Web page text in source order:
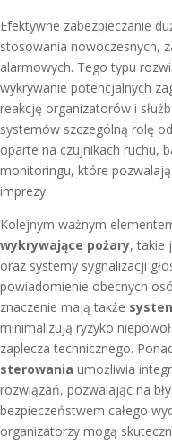
Efektywne zabezpieczanie
stosowania nowoczesnych,
alarmowych. Tego typu
wykrywanie potencjalnych
reakcję organizatorów i
systemów szczególną rolę
oparte na czujnikach ruchu,
monitoringu, które
imprezy.
Kolejnym ważnym
wykrywające pożary, takie
oraz systemy sygnalizacji
powiadomienie obecnych
znaczenie mają także
minimalizują ryzyko
zaplecza technicznego.
sterowania umożliwia
rozwiązań, pozwalając na
bezpieczeństwem całego
organizatorzy mogą